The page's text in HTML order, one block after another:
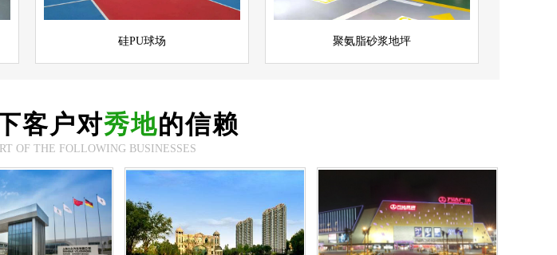
硅PU球场 聚氨脂砂浆地坪
客户对秀地的信赖
OF THE FOLLOWING BUSINESSES